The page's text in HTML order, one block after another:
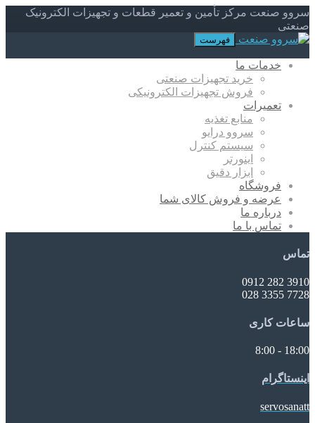
سروو صنعت مرکز تأمین و تعمیر قطعات و تجهیزات الکترونیک
صنعتی
فهرست
خدمات ما
خرید تجهیزات صنعتی
فروش تجهیزات الکترونیکی
تعمیرات
منابع تغذیه
سروو درایو
سیستم کنترل
اینورتر
ابزار دقیق
فروشگاه
عرضه و فروش کالای شما
درباره ما
تماس با ما
تماس
3910 282 0912
7728 3355 028
ساعات کاری
18:00 - 8:00
اینستاگرام
servosanatt